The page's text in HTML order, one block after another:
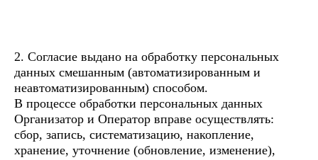
2. Согласие выдано на обработку персональных
данных смешанным (автоматизированным и
неавтоматизированным) способом.
В процессе обработки персональных данных
Организатор и Оператор вправе осуществлять:
сбор, запись, систематизацию, накопление,
хранение, уточнение (обновление, изменение),